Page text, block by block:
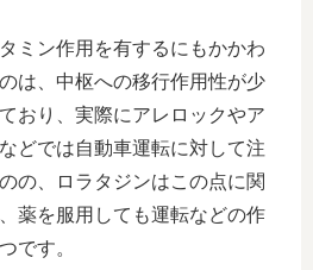
ミン作用を有するにもかかわ
は、中枢への移行作用性が少
おり、実際にアレロックやア
どでは自動車運転に対して注
の、ロラタジンはこの点に関
薬を服用しても運転などの作
です。